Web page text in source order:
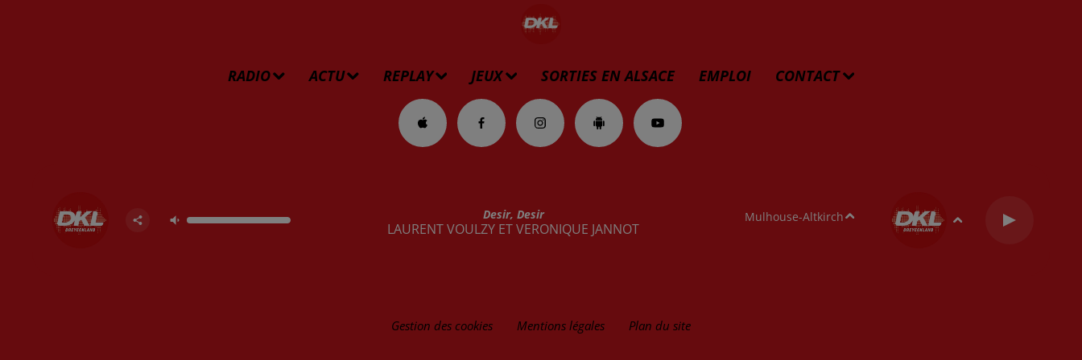
RADIO ACTU REPLAY JEUX SORTIES EN ALSACE EMPLOI CONTACT
Desir, Desir
LAURENT VOULZY ET VERONIQUE JANNOT
Mulhouse-Altkirch
Gestion des cookies Mentions légales Plan du site